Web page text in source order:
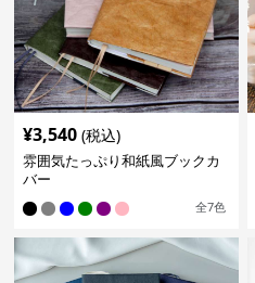
¥3,540 (税込)
雰囲気たっぷり和紙風ブックカ
バー
全7色